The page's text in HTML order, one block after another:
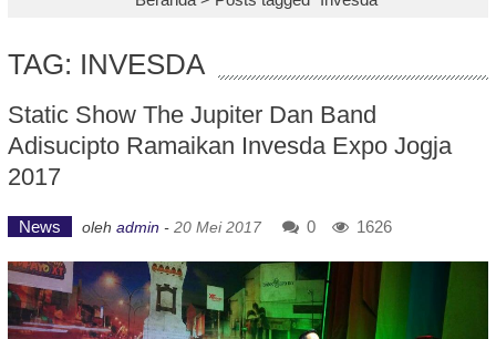
TAG: INVESDA
Static Show The Jupiter Dan Band
Adisucipto Ramaikan Invesda Expo Jogja
2017
News oleh admin - 20 Mei 2017 0 1626